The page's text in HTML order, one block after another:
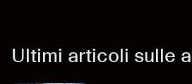
Ultimi articoli sulle